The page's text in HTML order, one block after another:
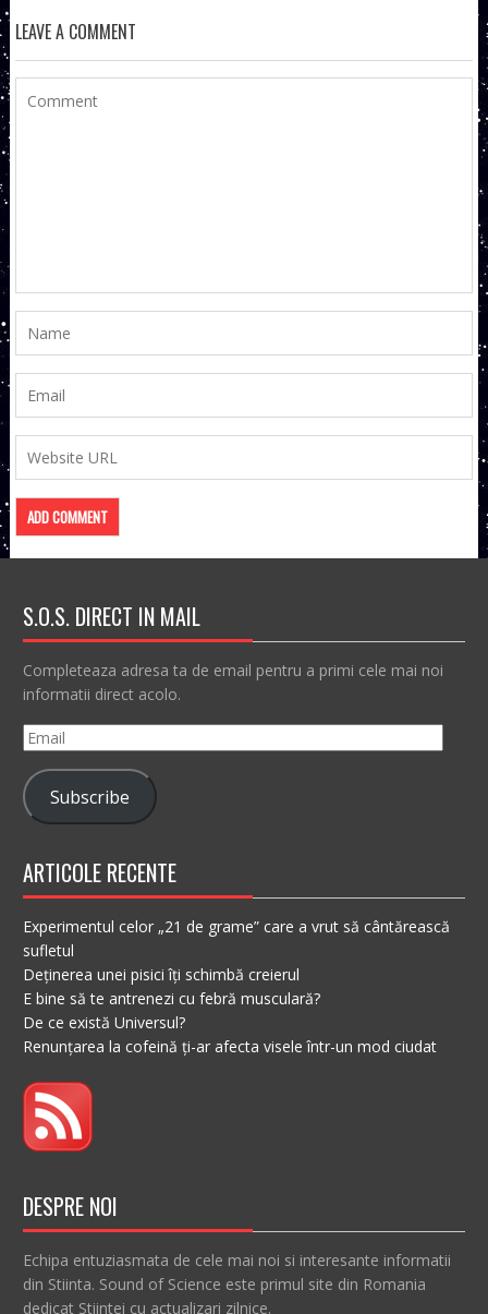
LEAVE A COMMENT
S.O.S. DIRECT IN MAIL
Completeaza adresa ta de email pentru a primi cele mai noi
informatii direct acolo.
Email
Subscribe
ARTICOLE RECENTE
Experimentul celor „21 de grame” care a vrut să cântărească
sufletul
Deținerea unei pisici îți schimbă creierul
E bine să te antrenezi cu febră musculară?
De ce există Universul?
Renunțarea la cofeină ți-ar afecta visele într-un mod ciudat
DESPRE NOI
Echipa entuziasmata de cele mai noi si interesante informatii
din Stiinta. Sound of Science este primul site din Romania
dedicat Stiintei cu actualizari zilnice.